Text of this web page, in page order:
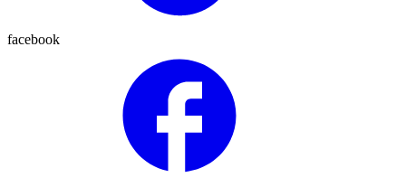
facebook